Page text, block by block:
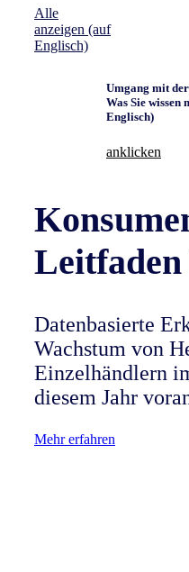
Alle
anzeigen (auf
Englisch)
Umgang mit
Was Sie wissen
Englisch)
anklicken
Leitfaden
Datenbasierte
Wachstum von
Einzelhändlern
diesem Jahr
Mehr erfahren